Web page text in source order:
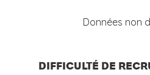
Données non
DIFFICULTÉ DE